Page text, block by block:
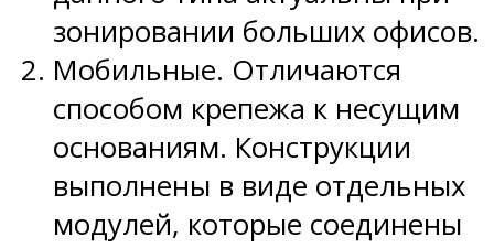
зонировании больших офисов.
Мобильные. Отличаются
способом крепежа к несущим
основаниям. Конструкции
выполнены в виде отдельных
модулей, которые соединены